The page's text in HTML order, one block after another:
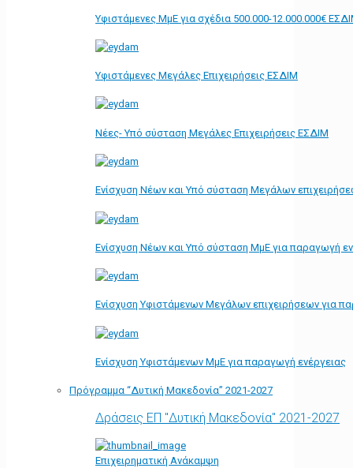
Υφιστάμενες ΜμΕ για σχέδια 500.000-12.000.000€
Υφιστάμενες Μεγάλες Επιχειρήσεις ΕΣΔΙΜ
Νέες- Υπό σύσταση Μεγάλες Επιχειρήσεις ΕΣΔΙΜ
Ενίσχυση Νέων και Υπό σύσταση Μεγάλων
Ενίσχυση Νέων και Υπό σύσταση ΜμΕ για παραγωγή
Ενίσχυση Υφιστάμενων Μεγάλων επιχειρήσεων για
Ενίσχυση Υφιστάμενων ΜμΕ για παραγωγή ενέργειας
Πρόγραμμα “Δυτική Μακεδονία” 2021-2027
Δράσεις ΕΠ "Δυτική Μακεδονία" 2021-2027
Επιχειρηματική Ανάκαμψη